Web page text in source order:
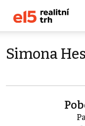
Simona